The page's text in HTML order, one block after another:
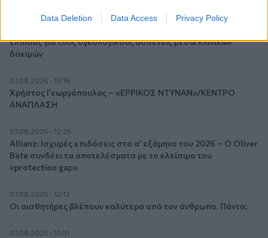
Data Deletion Data Access Privacy Policy
07.08.2026 - 14:38
ελπίδας για τους ογκολογικούς ασθενείς μέσω κλινικών
δοκιμών
07.08.2026 - 13:16
Χρήστος Γεωργόπουλος – «ΕΡΡΙΚΟΣ ΝΤΥΝΑΝ»/ΚΕΝΤΡΟ
ΑΝΑΠΛΑΣΗ
07.08.2026 - 12:25
Allianz: Ισχυρές επιδόσεις στο α’ εξάμηνο του 2026 – Ο Oliver
Bäte συνδέει τα αποτελέσματα με το κλείσιμο του
«protection gap»
07.08.2026 - 12:12
Οι αισθητήρες βλέπουν καλύτερα από τον άνθρωπο. Πάντα;
07.08.2026 - 11:01